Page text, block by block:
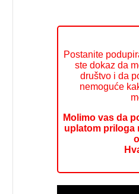
Postanite
ste dokaz da
društvo i da
nemoguće
Molimo vas da
uplatom priloga